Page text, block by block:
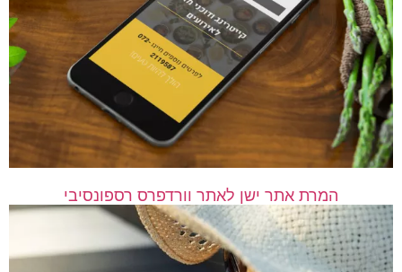
המרת אתר ישן לאתר וורדפרס רספונסיבי